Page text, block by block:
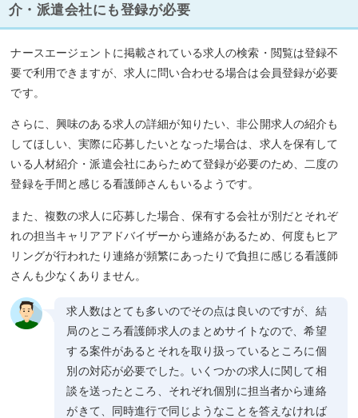
介・派遣会社にも登録が必要
ナースエージェントに掲載されている求人の検索・閲覧は登録不
要で利用できますが、求人に問い合わせる場合は会員登録が必要
です。
さらに、興味のある求人の詳細が知りたい、非公開求人の紹介も
してほしい、実際に応募したいとなった場合は、求人を保有して
いる人材紹介・派遣会社にあらためて登録が必要のため、二度の
登録を手間と感じる看護師さんもいるようです。
また、複数の求人に応募した場合、保有する会社が別だとそれぞ
れの担当キャリアアドバイザーから連絡があるため、何度もヒア
リングが行われたり連絡が頻繁にあったりで負担に感じる看護師
さんも少なくありません。
求人数はとても多いのでその点は良いのですが、結
局のところ看護師求人のまとめサイトなので、希望
する案件があるとそれを取り扱っているところに個
別の対応が必要でした。いくつかの求人に関して相
談を送ったところ、それぞれ個別に担当者から連絡
がきて、同時進行で同じようなことを答えなければ